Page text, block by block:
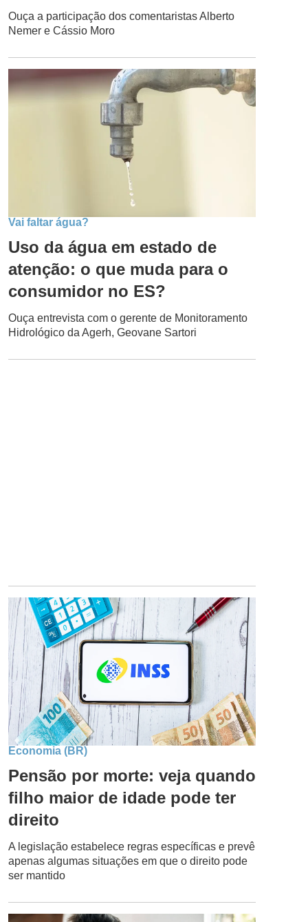
Ouça a participação dos comentaristas Alberto
Nemer e Cássio Moro
Vai faltar água?
Uso da água em estado de
atenção: o que muda para o
consumidor no ES?
Ouça entrevista com o gerente de Monitoramento
Hidrológico da Agerh, Geovane Sartori
Economia (BR)
Pensão por morte: veja quando
filho maior de idade pode ter
direito
A legislação estabelece regras específicas e prevê
apenas algumas situações em que o direito pode
ser mantido